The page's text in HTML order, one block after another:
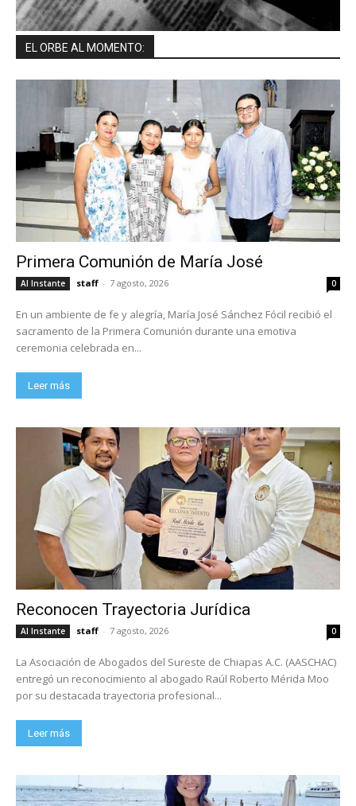
EL ORBE AL MOMENTO:
Primera Comunión de María José
Al Instante staff - 7 agosto, 2026 0
En un ambiente de fe y alegría, María José Sánchez Fócil recibió el
sacramento de la Primera Comunión durante una emotiva
ceremonia celebrada en...
Leer más
Reconocen Trayectoria Jurídica
Al Instante staff - 7 agosto, 2026 0
La Asociación de Abogados del Sureste de Chiapas A.C. (AASCHAC)
entregó un reconocimiento al abogado Raúl Roberto Mérida Moo
por su destacada trayectoria profesional...
Leer más